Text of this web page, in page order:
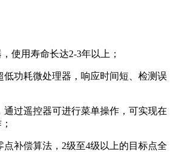
使用寿命长达2-3年以上；
功耗微处理器，响应时间短、检测误
过遥控器可进行菜单操作，可实现在
补偿算法，2级至4级以上的目标点全